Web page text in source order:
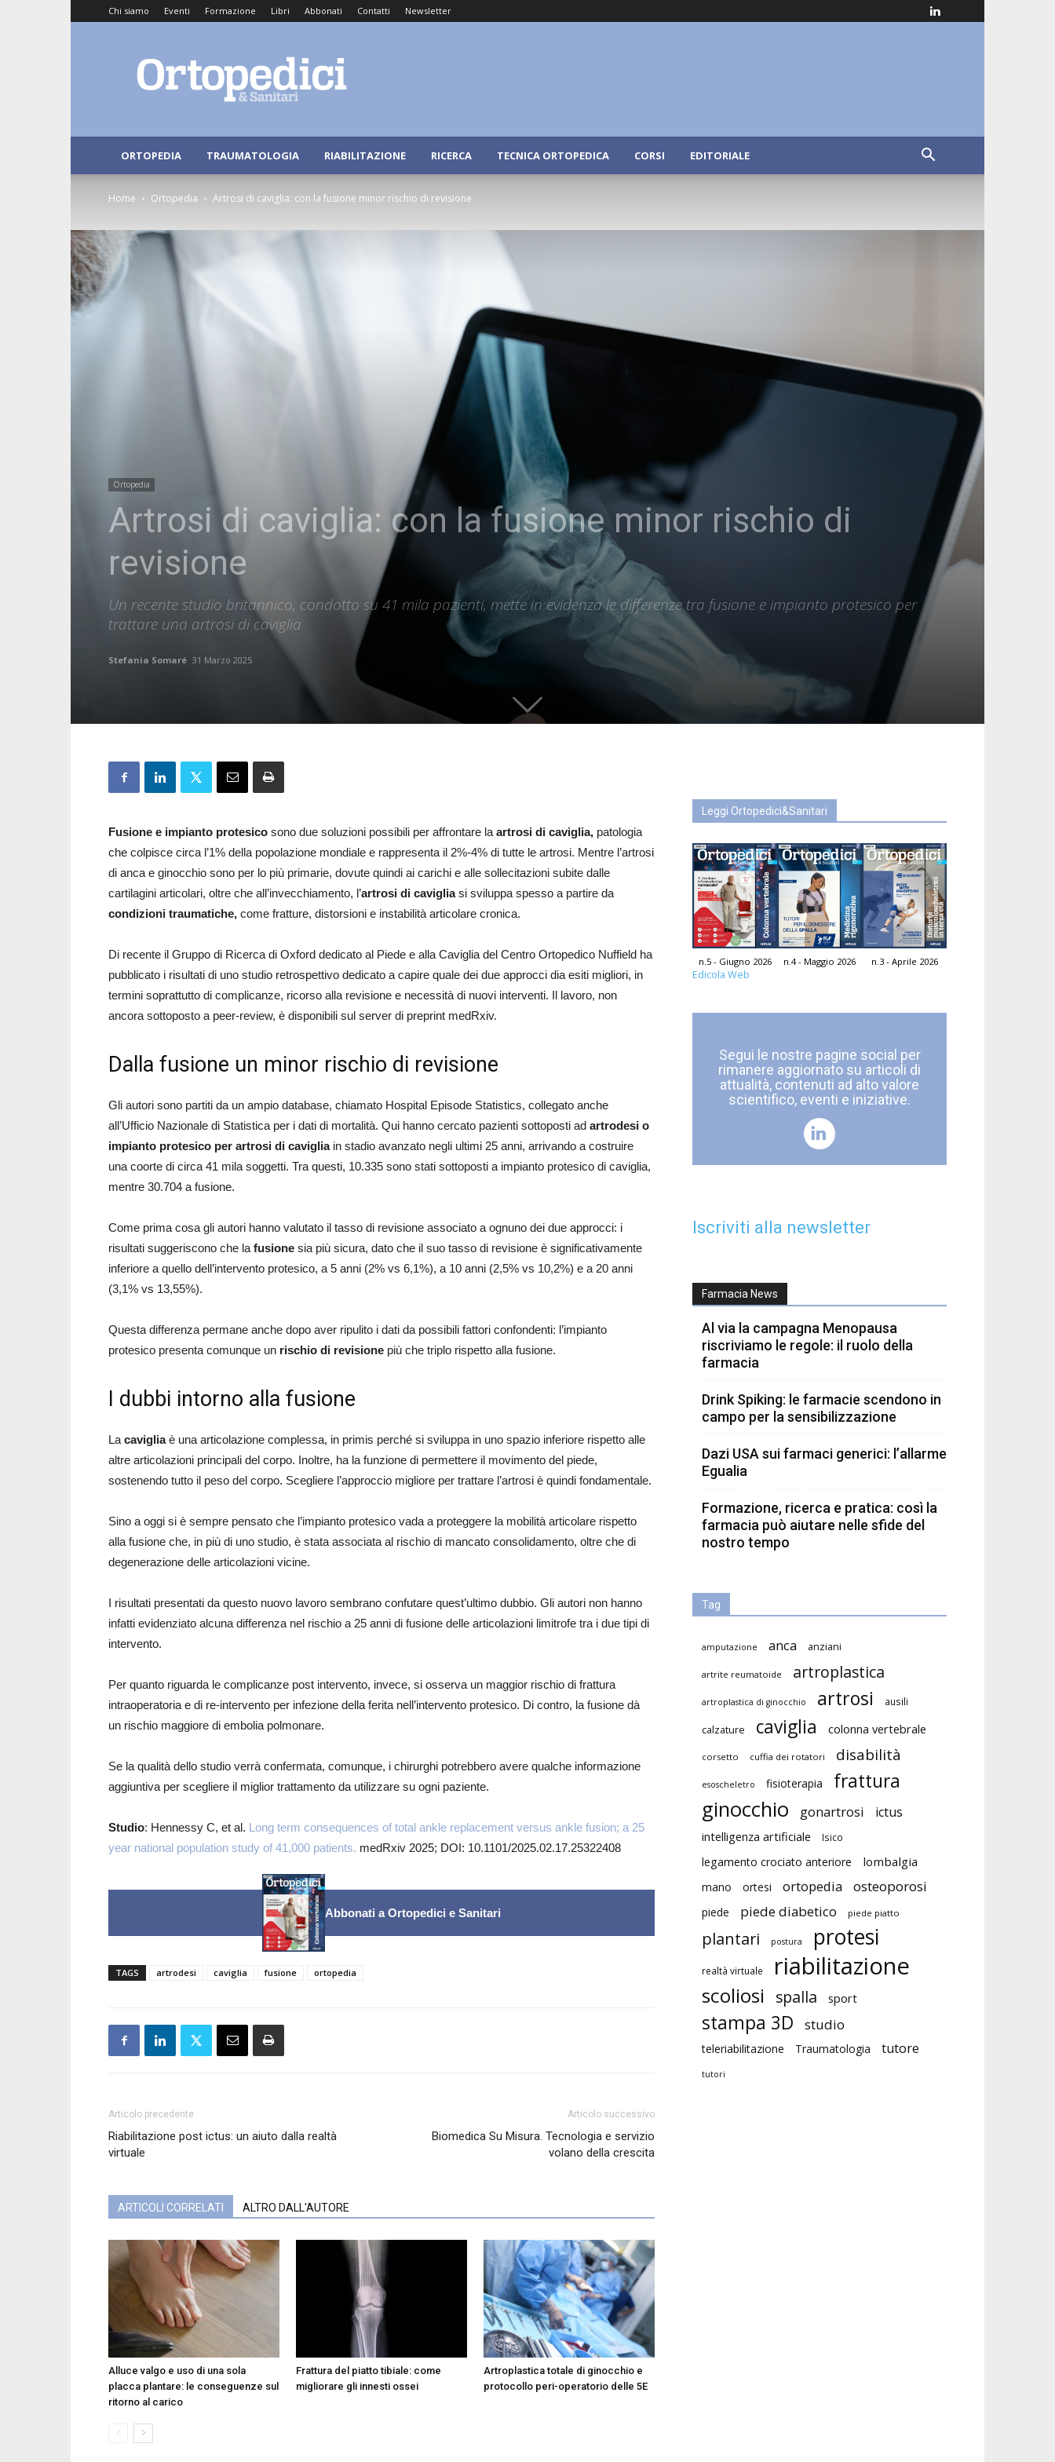
Chi siamo Eventi Formazione Libri Abbonati Contatti Newsletter
e
Sanitari
ORTOPEDIA TRAUMATOLOGIA RIABILITAZIONE RICERCA TECNICA ORTOPEDICA CORSI EDITORIALE
Home Ortopedia Artrosi di caviglia: con la fusione minor rischio di revisione
Ortopedia
Artrosi di caviglia: con la fusione minor rischio di
revisione
Un recente studio britannico, condotto su 41 mila pazienti, mette in evidenza le differenze tra fusione e impianto protesico per
trattare una artrosi di caviglia
Stefania Somaré 31 Marzo 2025
Fusione e impianto protesico sono due soluzioni possibili per affrontare la artrosi di caviglia, patologia
che colpisce circa l’1% della popolazione mondiale e rappresenta il 2%-4% di tutte le artrosi. Mentre l’artrosi
di anca e ginocchio sono per lo più primarie, dovute quindi ai carichi e alle sollecitazioni subite dalle
cartilagini articolari, oltre che all’invecchiamento, l’artrosi di cavigliasi sviluppa spesso a partire da
condizioni traumatiche, come fratture, distorsioni e instabilità articolare cronica.
Di recente il Gruppo di Ricerca di Oxford dedicato al Piede e alla Caviglia del Centro Ortopedico Nuffield ha
pubblicato i risultati di uno studio retrospettivo dedicato a capire quale dei due approcci dia esiti migliori, in
termini soprattutto di complicanze, ricorso alla revisione e necessità di nuovi interventi. Il lavoro, non
ancora sottoposto a peer-review, è disponibili sul server di preprint medRxiv.
Dalla fusione un minor rischio di revisione
Gli autori sono partiti da un ampio database, chiamato Hospital Episode Statistics, collegato anche
all’Ufficio Nazionale di Statistica per i dati di mortalità. Qui hanno cercato pazienti sottoposti ad artrodesi o
impianto protesico per artrosi di caviglia in stadio avanzato negli ultimi 25 anni, arrivando a costruire
una coorte di circa 41 mila soggetti. Tra questi, 10.335 sono stati sottoposti a impianto protesico di caviglia,
mentre 30.704 a fusione.
Come prima cosa gli autori hanno valutato il tasso di revisione associato a ognuno dei due approcci: i
risultati suggeriscono che la fusione sia più sicura, dato che il suo tasso di revisione è significativamente
inferiore a quello dell’intervento protesico, a 5 anni (2% vs 6,1%), a 10 anni (2,5% vs 10,2%) e a 20 anni
(3,1% vs 13,55%).
Questa differenza permane anche dopo aver ripulito i dati da possibili fattori confondenti: l’impianto
protesico presenta comunque un rischio di revisione più che triplo rispetto alla fusione.
I dubbi intorno alla fusione
La cavigliaè una articolazione complessa, in primis perché si sviluppa in uno spazio inferiore rispetto alle
altre articolazioni principali del corpo. Inoltre, ha la funzione di permettere il movimento del piede,
sostenendo tutto il peso del corpo. Scegliere l’approccio migliore per trattare l’artrosi è quindi fondamentale.
Sino a oggi si è sempre pensato che l’impianto protesico vada a proteggere la mobilità articolare rispetto
alla fusione che, in più di uno studio, è stata associata al rischio di mancato consolidamento, oltre che di
degenerazione delle articolazioni vicine.
I risultati presentati da questo nuovo lavoro sembrano confutare quest’ultimo dubbio. Gli autori non hanno
infatti evidenziato alcuna differenza nel rischio a 25 anni di fusione delle articolazioni limitrofe tra i due tipi di
intervento.
Per quanto riguarda le complicanze post intervento, invece, si osserva un maggior rischio di frattura
intraoperatoria e di re-intervento per infezione della ferita nell’intervento protesico. Di contro, la fusione dà
un rischio maggiore di embolia polmonare.
Se la qualità dello studio verrà confermata, comunque, i chirurghi potrebbero avere qualche informazione
aggiuntiva per scegliere il miglior trattamento da utilizzare su ogni paziente.
Studio: Hennessy C, et al. Long term consequences of total ankle replacement versus ankle fusion; a 25
year national population study of 41,000 patients. medRxiv 2025; DOI: 10.1101/2025.02.17.25322408
Abbonati a Ortopedici e Sanitari
TAGS artrodesi caviglia fusione ortopedia
Articolo precedente
Riabilitazione post ictus: un aiuto dalla realtà
virtuale
Articolo successivo
Biomedica Su Misura. Tecnologia e servizio
volano della crescita
ARTICOLI CORRELATI ALTRO DALL'AUTORE
Alluce valgo e uso di una sola
placca plantare: le conseguenze sul
ritorno al carico
Frattura del piatto tibiale: come
migliorare gli innesti ossei
Artroplastica totale di ginocchio e
protocollo peri-operatorio delle 5E
Leggi Ortopedici&Sanitari
n.5 - Giugno 2026 n.4 - Maggio 2026 n.3 - Aprile 2026
Edicola Web
Segui le nostre pagine social per
rimanere aggiornato su articoli di
attualità, contenuti ad alto valore
scientifico, eventi e iniziative.
Iscriviti alla newsletter
Farmacia News
Al via la campagna Menopausa
riscriviamo le regole: il ruolo della
farmacia
Drink Spiking: le farmacie scendono in
campo per la sensibilizzazione
Dazi USA sui farmaci generici: l’allarme
Egualia
Formazione, ricerca e pratica: così la
farmacia può aiutare nelle sfide del
nostro tempo
Tag
amputazione anca anziani
artrite reumatoide artroplastica
artroplastica di ginocchio artrosi ausili
calzature caviglia colonna vertebrale
corsetto cuffia dei rotatori disabilità
esoscheletro fisioterapia frattura
ginocchio gonartrosi ictus
intelligenza artificiale Isico
legamento crociato anteriore lombalgia
mano ortesi ortopedia osteoporosi
piede piede diabetico piede piatto
plantari postura protesi
realtà virtuale riabilitazione
scoliosi spalla sport
stampa 3D studio
teleriabilitazione Traumatologia tutore
tutori